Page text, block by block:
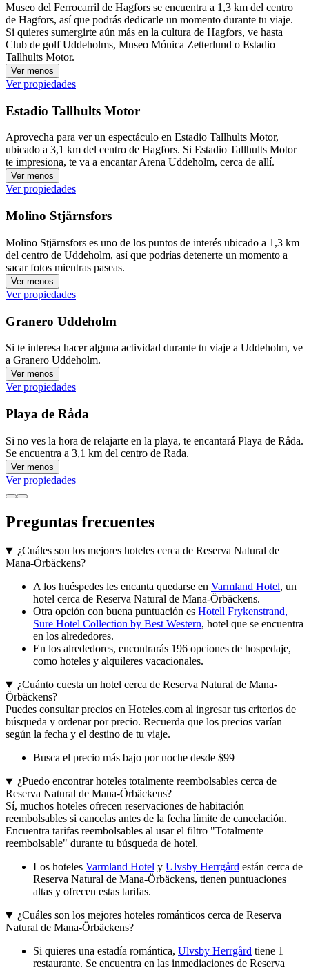
Museo del Ferrocarril de Hagfors se encuentra a 1,3 km del centro
de Hagfors, así que podrás dedicarle un momento durante tu viaje.
Si quieres sumergirte aún más en la cultura de Hagfors, ve hasta
Club de golf Uddeholms, Museo Mónica Zetterlund o Estadio
Tallhults Motor.
Ver menos
Ver propiedades
Estadio Tallhults Motor
Aprovecha para ver un espectáculo en Estadio Tallhults Motor,
ubicado a 3,1 km del centro de Hagfors. Si Estadio Tallhults Motor
te impresiona, te va a encantar Arena Uddeholm, cerca de allí.
Ver menos
Ver propiedades
Molino Stjärnsfors
Molino Stjärnsfors es uno de los puntos de interés ubicado a 1,3 km
del centro de Uddeholm, así que podrías detenerte un momento a
sacar fotos mientras paseas.
Ver menos
Ver propiedades
Granero Uddeholm
Si te interesa hacer alguna actividad durante tu viaje a Uddeholm, ve
a Granero Uddeholm.
Ver menos
Ver propiedades
Playa de Råda
Si no ves la hora de relajarte en la playa, te encantará Playa de Råda.
Se encuentra a 3,1 km del centro de Rada.
Ver menos
Ver propiedades
Preguntas frecuentes
¿Cuáles son los mejores hoteles cerca de Reserva Natural de
Mana-Örbäckens?
A los huéspedes les encanta quedarse en Varmland Hotel, un
hotel cerca de Reserva Natural de Mana-Örbäckens.
Otra opción con buena puntuación es Hotell Frykenstrand,
Sure Hotel Collection by Best Western, hotel que se encuentra
en los alrededores.
En los alrededores, encontrarás 196 opciones de hospedaje,
como hoteles y alquileres vacacionales.
¿Cuánto cuesta un hotel cerca de Reserva Natural de Mana-
Örbäckens?
Puedes consultar precios en Hoteles.com al ingresar tus criterios de
búsqueda y ordenar por precio. Recuerda que los precios varían
según la fecha y el destino de tu viaje.
Busca el precio más bajo por noche desde $99
¿Puedo encontrar hoteles totalmente reembolsables cerca de
Reserva Natural de Mana-Örbäckens?
Sí, muchos hoteles ofrecen reservaciones de habitación
reembolsables si cancelas antes de la fecha límite de cancelación.
Encuentra tarifas reembolsables al usar el filtro "Totalmente
reembolsable" durante tu búsqueda de hotel.
Los hoteles Varmland Hotel y Ulvsby Herrgård están cerca de
Reserva Natural de Mana-Örbäckens, tienen puntuaciones
altas y ofrecen estas tarifas.
¿Cuáles son los mejores hoteles románticos cerca de Reserva
Natural de Mana-Örbäckens?
Si quieres una estadía romántica, Ulvsby Herrgård tiene 1
restaurante. Se encuentra en las inmediaciones de Reserva